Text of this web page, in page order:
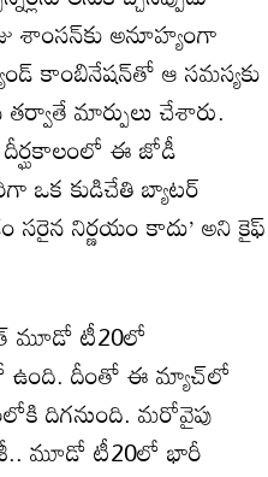
శాంసన్‌కు అనూహ్యంగా
కాంబినేషన్‌తో ఆ సమస్యకు
మార్పులు చేశారు.
దీర్ఘకాలంలో ఈ జోడీ
ఒక కుడిచేతి బ్యాటర్
సరైన నిర్ణయం కాదు’ అని కైఫ్
మూడో టీ20లో
ఉంది. దీంతో ఈ మ్యాచ్‌లో
దిగనుంది. మరోవైపు
మూడో టీ20లో భారీ